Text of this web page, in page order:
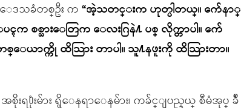
ေဒသခံတစ္ဦး က“အဲ့သတင္းက ဟုတ္ပါတယ္။ က်ေနာ္
ေပၚက စစ္သားေတြက ေလးဂြနဲ႔ ပစ္ လိုက္တာပါ။ က်ေ
စ္ေယာက္ကို ထိသြား တာပါ။ သူ႔နဖူးကို ထိသြားတာ။
ရ႐ုံးမ်ား ရွိေနရာေနမ်ား၊ ကခ်င္ျပည္နယ္ စီမံအုပ္ ခ်ဳ